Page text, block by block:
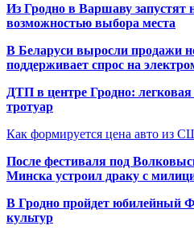
Из Гродно в Варшаву запустят
возможностью выбора места
В Беларуси выросли продажи
поддерживает спрос на
ДТП в центре Гродно:
тротуар
Как формируется цена авто из
После фестиваля под
Минска устроил драку с
В Гродно пройдет юбилейный
культур